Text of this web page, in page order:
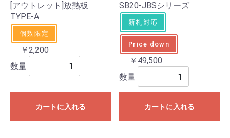
[アウトレット]放熱板
TYPE-A
個数限定
￥2,200
数量
カートに入れる
SB20-JBSシリーズ
新札対応
Price down
￥49,500
数量
カートに入れる